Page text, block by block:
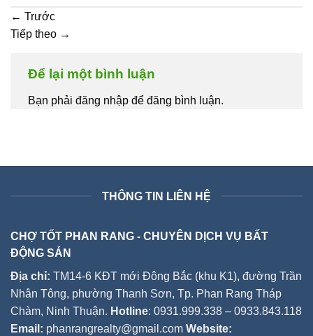
← Trước
Tiếp theo →
Để lại một bình luận
Bạn phải đăng nhập để đăng bình luận.
THÔNG TIN LIÊN HỆ
CHỢ TỐT PHAN RANG - CHUYÊN DỊCH VỤ BẤT
ĐỘNG SẢN
Địa chỉ: TM14-6 KĐT mới Đông Bắc (khu K1), đường Trần
Nhân Tông, phường Thanh Sơn, Tp. Phan Rang Tháp
Chàm, Ninh Thuận. Hotline: 0931.999.338 – 0933.843.118
Email: phanrangrealty@gmail.com Website: